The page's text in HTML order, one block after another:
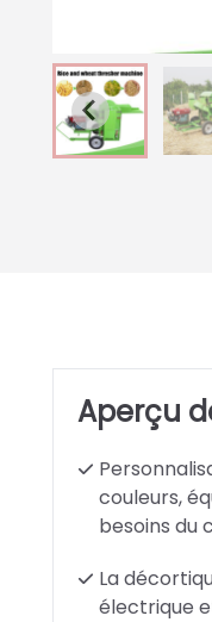
Aperçu
couleurs,
besoins du
La
électrique